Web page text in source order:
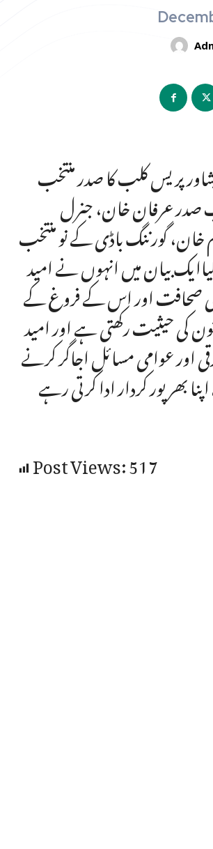
پریس کلب کا صدر منتخب
صدر عرفان خان، جنرل
گورننگ باڈی کے نو منتخب
بیان میں انہوں نے امید
صحافت اور اس کے فروغ کے
کی حیثیت رکھتی ہے اور امید
اور عوامی مسائل اجاگر کرنے
بھرپور کردار ادا کرتی رہے
Post Views:517